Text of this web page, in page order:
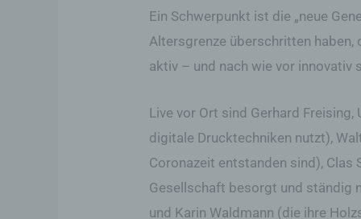
Ein Schwerpunkt ist die „neue
Altersgrenze überschritten haben,
aktiv – und nach wie vor innovativ
Live vor Ort sind Gerhard
digitale Drucktechniken nutzt),
Coronazeit entstanden sind),
Gesellschaft besorgt und ständig
und Karin Waldmann (die ihre